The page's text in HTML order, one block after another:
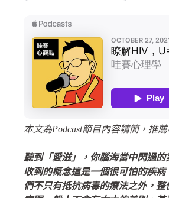
本文為Podcast節目內容精簡，推
聽到「愛滋」，你腦海當中閃過
收到的概念這是一個很可怕的疾
們不只有抵抗病毒的療法之外，